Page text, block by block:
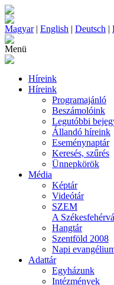
Magyar| English | Deutsch |
Menü
Híreink
Híreink
Programajánló
Beszámolóink
Legutóbbi
Állandó híreink
Eseménynaptár
Keresés, szűrés
Ünnepkörök
Média
Képtár
Videótár
SZEM
A
Hangtár
Szentföld 2008
Napi
Adattár
Egyházunk
Intézmények